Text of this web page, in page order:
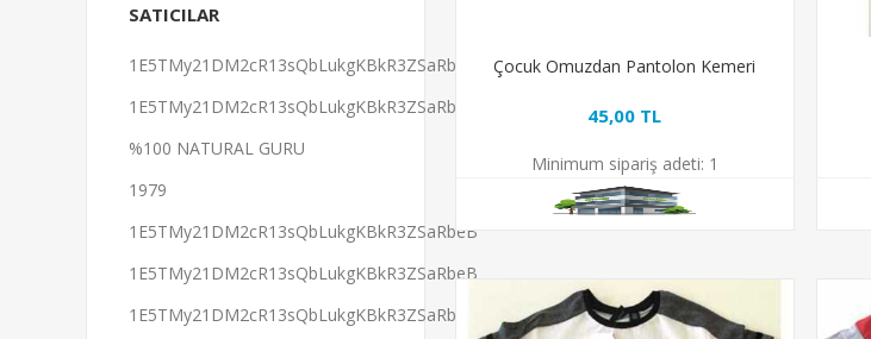
Çocuk Omuzdan Pantolon Kemeri
45,00 TL
Minimum sipariş adeti: 1
SATICILAR
1E5TMy21DM2cR13sQbLukgKBkR3ZSaRbeB
1E5TMy21DM2cR13sQbLukgKBkR3ZSaRbeB
%100 NATURAL GURU
1979
1E5TMy21DM2cR13sQbLukgKBkR3ZSaRbeB
1E5TMy21DM2cR13sQbLukgKBkR3ZSaRbeB
1E5TMy21DM2cR13sQbLukgKBkR3ZSaRbeB